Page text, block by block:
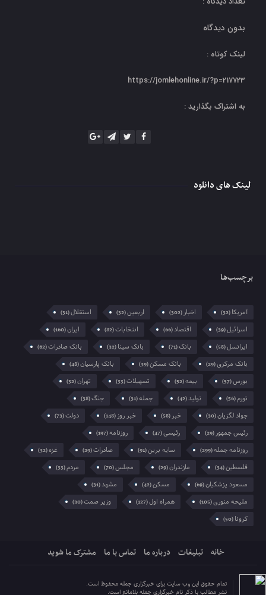
بدون دیدگاه
لینک کوتاه :
https://jomlehonline.ir/?p=217723
به اشتراک بگذارید :
لینک های دانلود
برچسب‌ها
آمریکا(32) اخبار(302) اربعین(32) استقلال(31)
اسرائیل(39) اقتصاد(66) انتخابات(82) ایران(160)
ایرانسل(58) بانک(71) بانک سینا(32) بانک صادرات(62)
بانک مرکزی(29) بانک مسکن(39) بانک پارسیان(48)
بورس(57) بیمه(52) تسهیلات(33) تهران(32)
تورم(56) تولید(42) جمله(31) جنگ(38)
جواد لگزیان(30) خبر(58) خبر روز(148) دولت(73)
رئیس جمهور(29) رئیسی(47) روزنامه(197)
روزنامه جمله(299) سایه برین(91) صادرات(29) غزه(32)
فلسطین(34) مازندران(29) مجلس(70) مردم(33)
مسعود پزشکیان(69) مسکن(42) مشهد(31)
ملیحه منوری(105) همراه اول(127) وزیر صمت(30)
کرونا(50)
خانه تبلیغات درباره ما تماس با ما مشترک ما شوید
تمام حقوق این وب سایت برای خبرگزاری جمله محفوظ است.
نشر مطالب با ذکر نام خبرگزاری جمله بلامانع است.